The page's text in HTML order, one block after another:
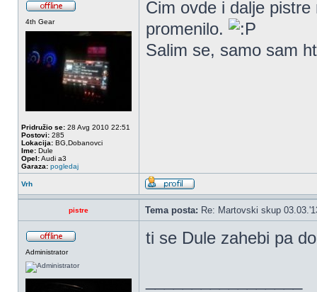
4th Gear
Pridružio se: 28 Avg 2010 22:51
Postovi: 285
Lokacija: BG,Dobanovci
Ime: Dule
Opel:Audi a3
Garaza: pogledaj
Cim ovde i dalje
promenilo.
Salim se, samo sam
Vrh
pistre Tema posta: Re: Martovski skup
Administrator
ti se Dule zahebi pa